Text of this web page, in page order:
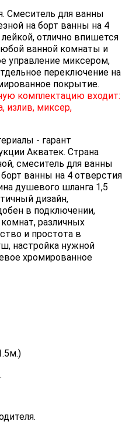
Смеситель для ванны
на борт ванны на 4
, отлично впишется
ванной комнаты и
управление миксером,
переключение на
покрытие.
комплектацию входит:
излив, миксер,
- гарант
Акватек. Страна
смеситель для ванны
ванны на 4 отверстия
душевого шланга 1,5
дизайн,
в подключении,
различных
и простота в
настройка нужной
хромированное